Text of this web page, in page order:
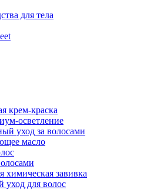
для тела
крем-краска
осветление
уход за волосами
масло
химическая завивка
для волос